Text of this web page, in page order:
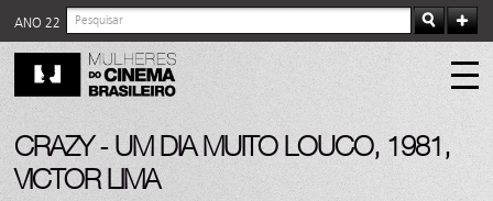
ANO 22
CRAZY - UM DIA MUITO LOUCO, 1981,
VICTOR LIMA